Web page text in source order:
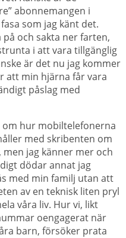
abonnemangen i
som jag känt det.
på och sakta ner farten,
i att vara tillgänglig
är det nu jag kommer
att min hjärna får vara
påslag med
om hur mobiltelefonerna
med skribenten om
jag känner mer och
dödar annat jag
med min familj utan att
av en teknisk liten pryl
våra liv. Hur vi, likt
oengagerat när
barn, försöker prata